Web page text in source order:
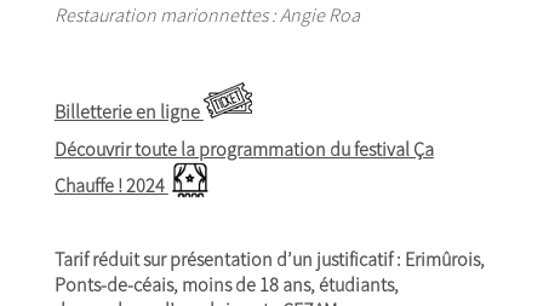
Restauration marionnettes : Angie Roa
Billetterie en ligne
Découvrir toute la programmation du festival Ça
Chauffe ! 2024
Tarif réduit sur présentation d’un justificatif : Erimûrois,
Ponts-de-céais, moins de 18 ans, étudiants,